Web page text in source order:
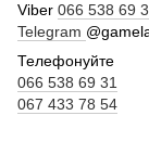
Viber 066 538 69
Telegram
Телефонуйте
066 538 69 31
067 433 78 54